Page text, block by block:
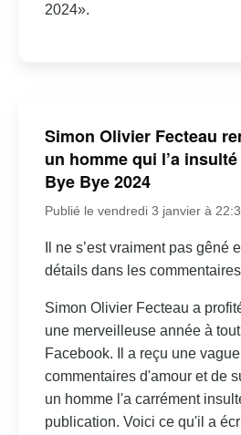
2024».
Simon Olivier Fecteau
un homme qui l’a
Bye Bye 2024
Publié le vendredi 3 janvier à
Il ne s’est vraiment pas gêné
détails dans les commentaires
Simon Olivier Fecteau a
une merveilleuse année à
Facebook. Il a reçu une
commentaires d'amour et de
un homme l'a carrément
publication. Voici ce qu'il a